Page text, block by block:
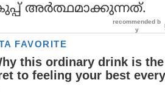
അര്‍ത്ഥമാക്കുന്നത്.